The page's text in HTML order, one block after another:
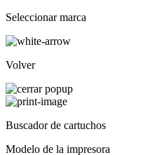
Seleccionar marca
Volver
Buscador de cartuchos
Modelo de la impresora